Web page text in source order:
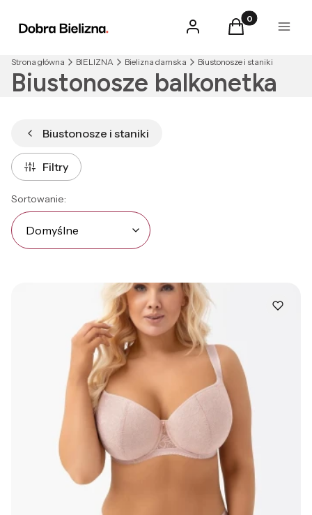
Zaloguj sięProdukty w
Koszyk Menu
Strona główna BIELIZNA Bielizna damska Biustonosze i staniki
Biustonosze balkonetka
Biustonosze i staniki
Filtry
Lista produktów
Sortowanie:
Domyślne